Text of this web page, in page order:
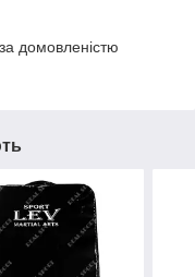
домовленістю